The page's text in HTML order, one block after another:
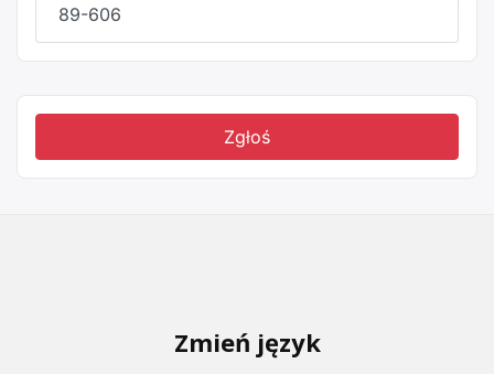
89-606
Zgłoś
Zmień język